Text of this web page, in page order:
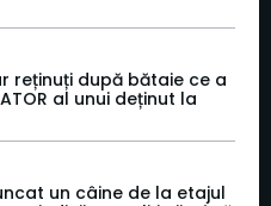
reținuți după bătaie ce a
al unui deținut la
un câine de la etajul